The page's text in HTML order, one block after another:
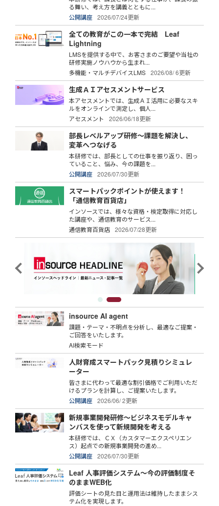
る舞い、考え方を講義とともに...
公開講座
2026/07/24更新
全ての教育がこの一本で完結 Leaf
Lightning
LMSを提供する中で、お客さまのご要望や当社の
研修実施ノウハウから生まれ...
多機能・マルチデバイスLMS
2026/08/ 6更新
生成ＡＩアセスメントサービス
本アセスメントでは、生成ＡＩ活用に必要なスキ
ルをオンラインで測定し、個人...
アセスメント
2026/06/18更新
部長レベルアップ研修～課題を解決し、
変革へつなげる
本研修では、部長としての仕事を振り返り、困っ
ていること、悩み、今の課題を...
公開講座
2026/07/30更新
スマートパックポイントが使えます！
「通信教育百貨店」
インソースでは、様々な資格・検定取得に対応し
た講座や、通信教育のサービス...
通信教育百貨店
2026/07/28更新
insource AI agent
課題・テーマ・不明点を分析し、最適なご提案・
ご回答をいたします。
AI検索モード
人財育成スマートパック見積りシミュレ
ーター
皆さまに代わって最適な割引価格でご利用いただ
けるプランを計算し、ご提案いたします。
公開講座
2026/06/ 2更新
新規事業開発研修～ビジネスモデルキャ
ンバスを使って新規開発を考える
本研修では、ＣＸ（カスタマーエクスペリエン
ス）起点での新規事業開発の進め...
公開講座
2026/07/30更新
Leaf 人事評価システム～今の評価制度そ
のままWEB化
評価シートの見た目と運用法は維持したままシス
テム化を実現します。